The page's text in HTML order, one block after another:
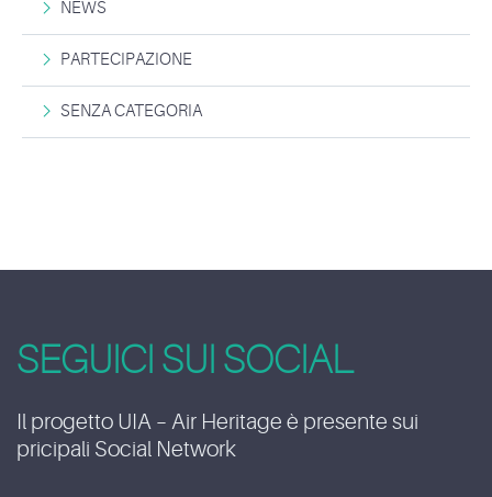
NEWS
PARTECIPAZIONE
SENZA CATEGORIA
SEGUICI SUI SOCIAL
Il progetto UIA – Air Heritage è presente sui
pricipali Social Network